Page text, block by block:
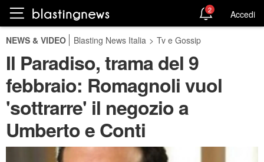
2 Accedi
NEWS & VIDEO Blasting News Italia > Tv e Gossip
Il Paradiso, trama del 9
febbraio: Romagnoli vuol
'sottrarre' il negozio a
Umberto e Conti